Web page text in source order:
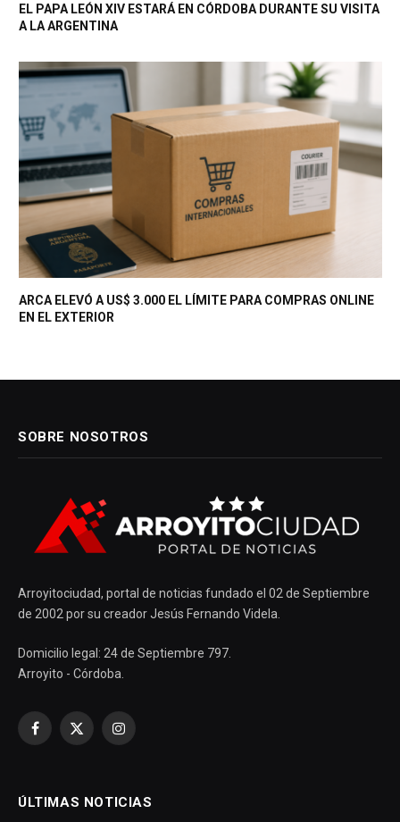
EL PAPA LEÓN XIV ESTARÁ EN CÓRDOBA DURANTE SU VISITA
A LA ARGENTINA
ARCA ELEVÓ A US$ 3.000 EL LÍMITE PARA COMPRAS ONLINE
EN EL EXTERIOR
SOBRE NOSOTROS
Arroyitociudad, portal de noticias fundado el 02 de Septiembre
de 2002 por su creador Jesús Fernando Videla.
Domicilio legal: 24 de Septiembre 797.
Arroyito - Córdoba.
Facebook
X
Instagram
ÚLTIMAS NOTICIAS